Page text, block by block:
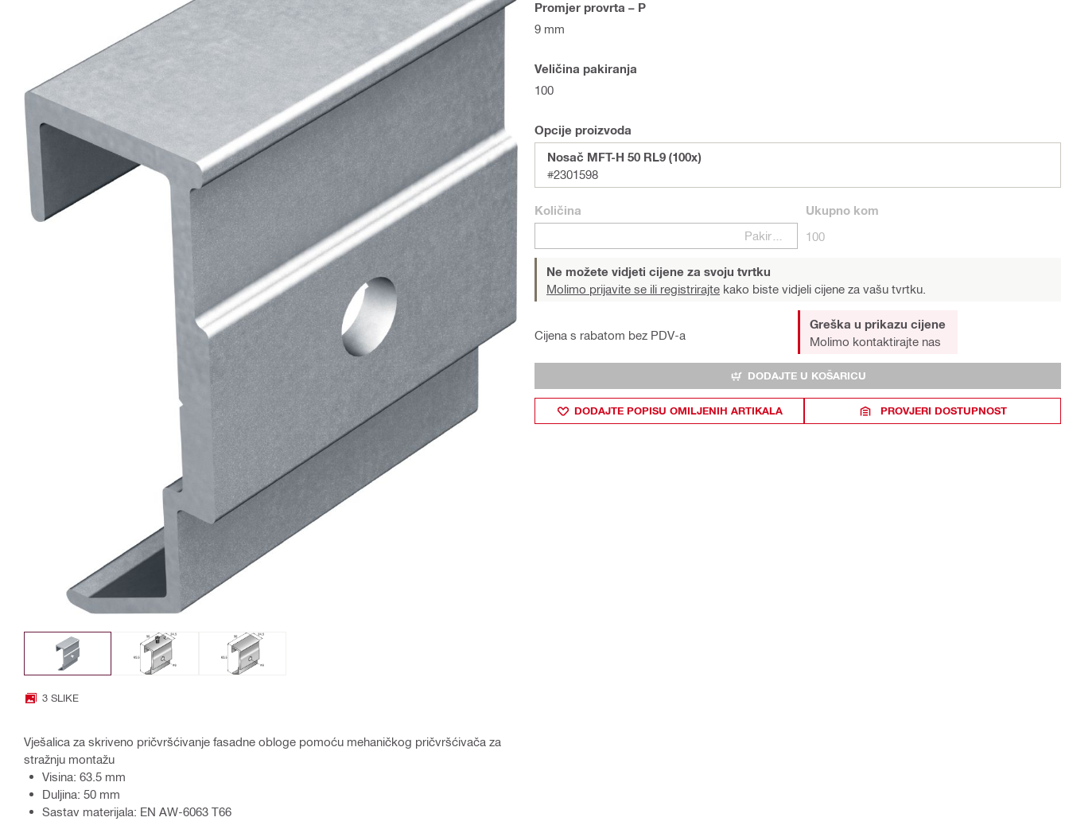
3 SLIKE
Vješalica za skriveno pričvršćivanje fasadne obloge pomoću mehaničkog pričvršćivača za
stražnju montažu
Visina: 63.5 mm
Duljina: 50 mm
Sastav materijala: EN AW-6063 T66
Promjer provrta – P
9 mm
Veličina pakiranja
100
Opcije proizvoda
Nosač MFT-H 50 RL9 (100x)
#2301598
Količina
Pakiranje
Ukupno kom
100
Ne možete vidjeti cijene za svoju tvrtku
Molimo prijavite se ili registrirajte kako biste vidjeli cijene za vašu tvrtku.
Cijena s rabatom bez PDV-a
Greška u prikazu cijene
Molimo kontaktirajte nas
DODAJTE U KOŠARICU
DODAJTE POPISU OMILJENIH ARTIKALA PROVJERI DOSTUPNOST